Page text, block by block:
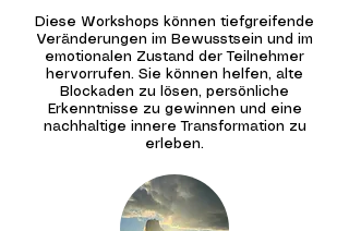
Diese Workshops können tiefgreifende
Veränderungen im Bewusstsein und im
emotionalen Zustand der Teilnehmer
hervorrufen. Sie können helfen, alte
Blockaden zu lösen, persönliche
Erkenntnisse zu gewinnen und eine
nachhaltige innere Transformation zu
erleben.